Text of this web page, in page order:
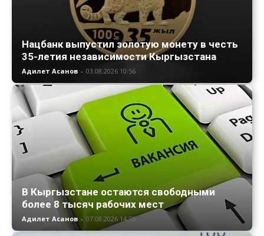
Нацбанк выпустил золотую монету в честь
35-летия независимости Кыргызстана
Адилет Асанов - 03.08.2026 10:56
В Кыргызстане остаются свободными
более 8 тысяч рабочих мест
Адилет Асанов - 07.08.2026 14:55